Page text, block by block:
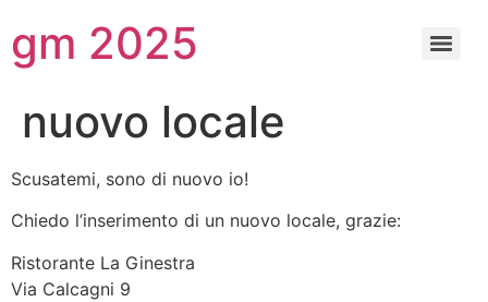
gm 2025
nuovo locale
Scusatemi, sono di nuovo io!
Chiedo l’inserimento di un nuovo locale, grazie:
Ristorante La Ginestra
Via Calcagni 9